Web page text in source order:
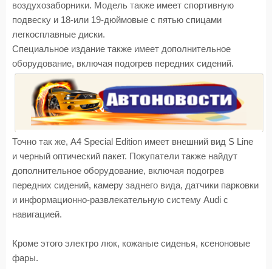
воздухозаборники. Модель также имеет спортивную
подвеску и 18-или 19-дюймовые с пятью спицами
легкосплавные диски.
Специальное издание также имеет дополнительное
оборудование, включая подогрев передних сидений.
Точно так же, А4 Special Edition имеет внешний вид S Line
и черный оптический пакет. Покупатели также найдут
дополнительное оборудование, включая подогрев
передних сидений, камеру заднего вида, датчики парковки
и информационно-развлекательную систему Audi с
навигацией.
Кроме этого электро люк, кожаные сиденья, ксеноновые
фары.